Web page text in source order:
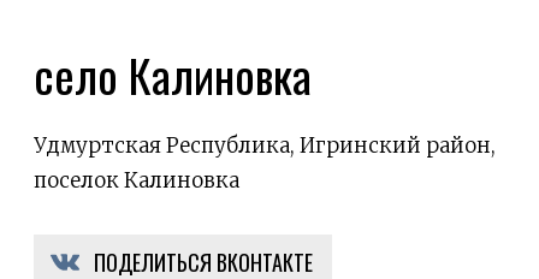
село Калиновка
Удмуртская Республика, Игринский район,
поселок Калиновка
ПОДЕЛИТЬСЯ ВКОНТАКТЕ